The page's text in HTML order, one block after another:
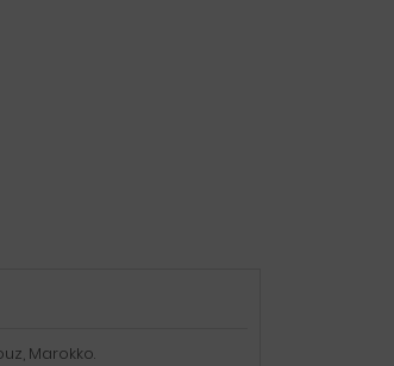
Marokko.